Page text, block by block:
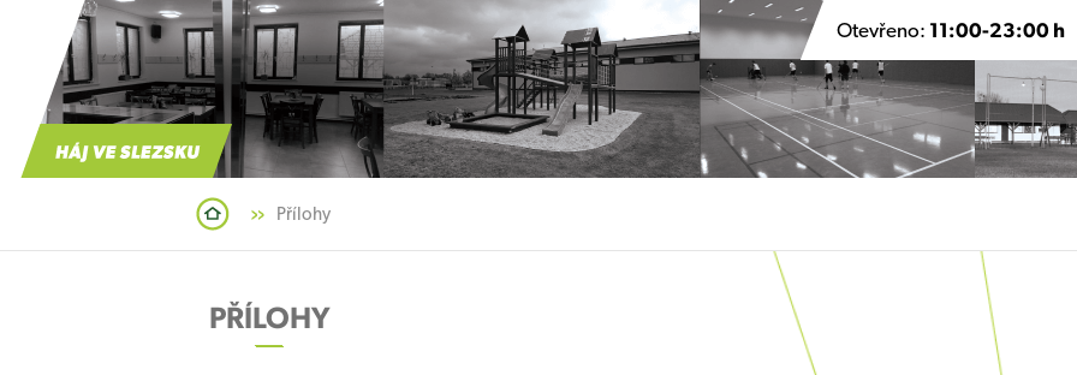
Otevřeno: 11:00-23:00 h
Přílohy
PŘÍLOHY